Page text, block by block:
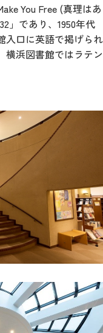
You Free (真理はあ
」であり、1950年代
入口に英語で掲げられ
横浜図書館ではラテン